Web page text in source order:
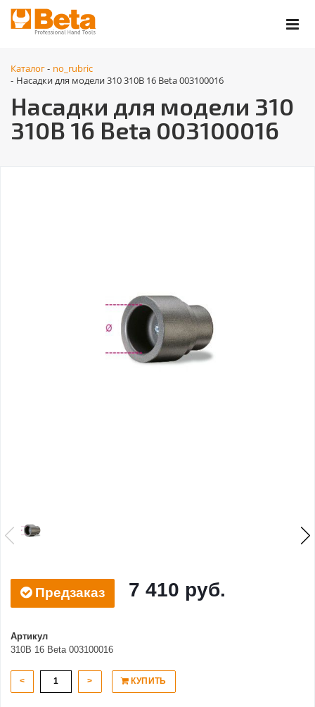
Каталог - no_rubric
- Насадки для модели 310 310B 16 Beta 003100016
Насадки для модели 310
310B 16 Beta 003100016
Предзаказ 7 410 руб.
Артикул
310B 16 Beta 003100016
< > КУПИТЬ